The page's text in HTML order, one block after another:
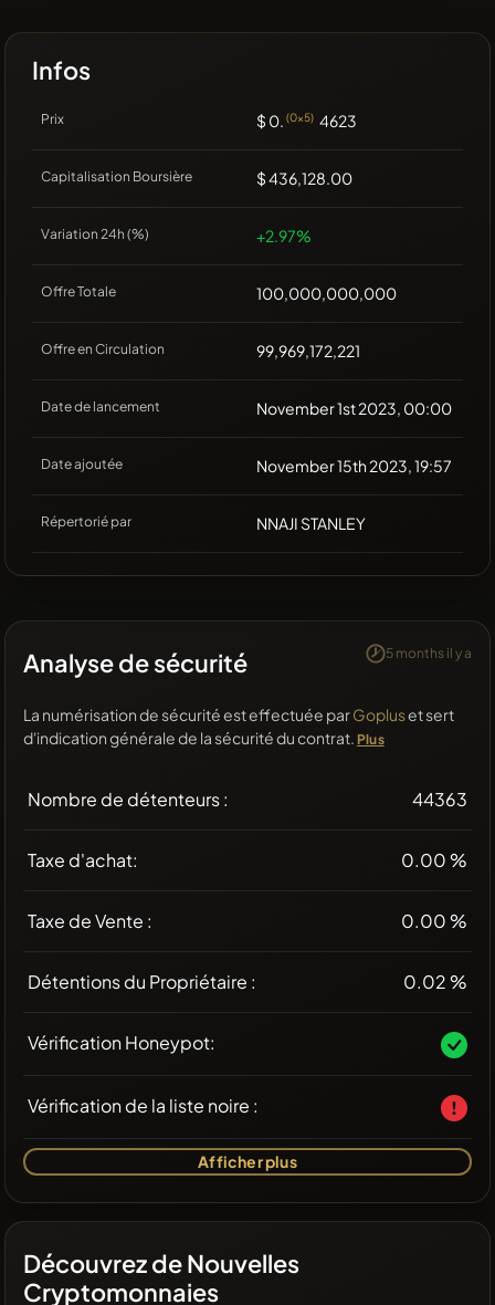
Infos
Prix $ 0. (0x5) 4623
Capitalisation Boursière $ 436,128.00
Variation 24h (%) +2.97%
Offre Totale 100,000,000,000
Offre en Circulation 99,969,172,221
Date de lancement November 1st 2023, 00:00
Date ajoutée November 15th 2023, 19:57
Répertorié par NNAJI STANLEY
Analyse de sécurité 5 months il y a
La numérisation de sécurité est effectuée parGopluset sert
d'indication générale de la sécurité du contrat. Plus
Nombre de détenteurs : 44363
Taxe d'achat: 0.00 %
Taxe de Vente : 0.00 %
Détentions du Propriétaire : 0.02 %
Vérification Honeypot:
Vérification de la liste noire :
Afficher plus
Découvrez de Nouvelles
Cryptomonnaies